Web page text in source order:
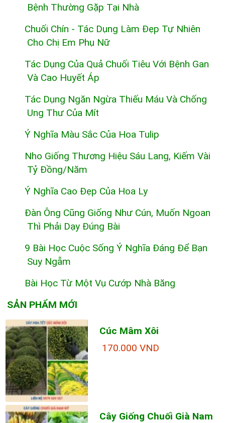
Bệnh Thường Gặp Tại Nhà
Chuối Chín - Tác Dụng Làm Đẹp Tự Nhiên
Cho Chị Em Phụ Nữ
Tác Dụng Của Quả Chuối Tiêu Với Bệnh Gan
Và Cao Huyết Áp
Tác Dụng Ngăn Ngừa Thiếu Máu Và Chống
Ung Thư Của Mít
Ý Nghĩa Màu Sắc Của Hoa Tulip
Nho Giống Thương Hiệu Sáu Lang, Kiếm Vài
Tỷ Đồng/năm
Ý Nghĩa Cao Đẹp Của Hoa Ly
Đàn Ông Cũng Giống Như Cún, Muốn Ngoan
Thì Phải Dạy Đúng Bài
9 Bài Học Cuộc Sống Ý Nghĩa Đáng Để Bạn
Suy Ngẫm
Bài Học Từ Một Vụ Cướp Nhà Băng
SẢN PHẨM MỚI
Cúc Mâm Xôi
170.000 VND
Cây Giống Chuối Già Nam